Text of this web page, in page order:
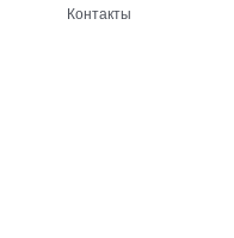
Контакты